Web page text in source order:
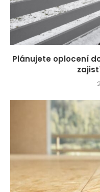
Plánujete oplocení